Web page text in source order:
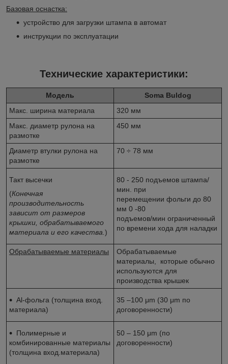
Базовая оснастка:
устройство для загрузки штампа в автомат
инструкции по эксплуатации
Технические характеристики:
Модель
Soma Buldog
Макс. ширина материала
320 мм
Макс. диаметр рулона на
размотке
450 мм
Диаметр втулки рулона на
размотке
70 ÷ 78 мм
Такт высечки
(Конечная
производительность
зависит от размеров
крышки, обрабатываемого
материала и его качества. )
80 - 250 подъемов штампа/
мин. при
перемещении фольги до 80
мм 0 -80
подъемов/мин ограниченный
по времени хода для наладки
Обрабатываемые материалы
Обрабатываемые
материалы, которые обычно
используются для
производства крышек
Al-фольга (толщина вход.
материала)
35 –100 μm (30 μm по
договоренности)
Полимерные и
комбинированные материалы
(толщина вход.материала)
50 – 150 μm (по
договоренности)